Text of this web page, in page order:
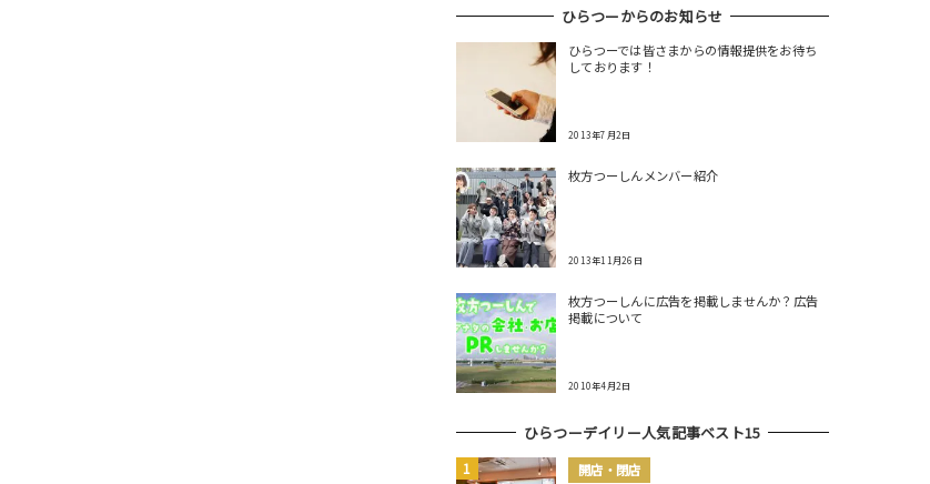
ひらつーからのお知らせ
ひらつーでは皆さまからの情報提供をお待ち
しております！
2013年7月2日
枚方つーしんメンバー紹介
2013年11月26日
枚方つーしんに広告を掲載しませんか？広告
掲載について
2010年4月2日
ひらつーデイリー人気記事ベスト15
開店・閉店